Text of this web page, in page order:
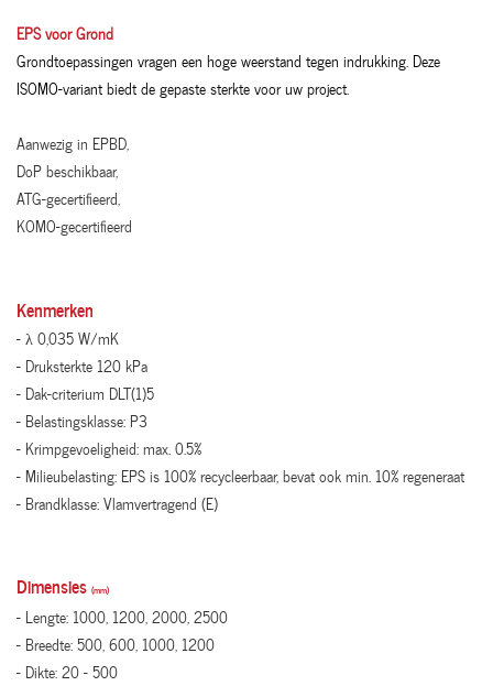
EPS voor Grond
Grondtoepassingen vragen een hoge weerstand tegen indrukking. Deze
ISOMO-variant biedt de gepaste sterkte voor uw project.
Aanwezig in EPBD,
DoP beschikbaar,
ATG-gecertifieerd,
KOMO-gecertifieerd
Kenmerken
- λ 0,035 W/mK
- Druksterkte 120 kPa
- Dak-criterium DLT(1)5
- Belastingsklasse: P3
- Krimpgevoeligheid: max. 0.5%
- Milieubelasting: EPS is 100% recycleerbaar, bevat ook min. 10% regeneraat
- Brandklasse: Vlamvertragend (E)
Dimensies (mm)
- Lengte: 1000, 1200, 2000, 2500
- Breedte: 500, 600, 1000, 1200
- Dikte: 20 - 500